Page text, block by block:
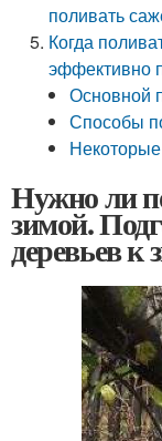
поливать
Когда
эффективно
Основной
Способы
Нужно ли
зимой.
деревьев к